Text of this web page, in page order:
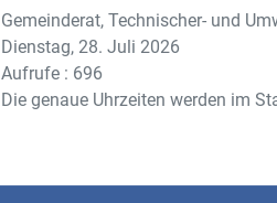
Gemeinderat, Technischer- und
Dienstag, 28. Juli 2026
Aufrufe : 696
Die genaue Uhrzeiten werden im